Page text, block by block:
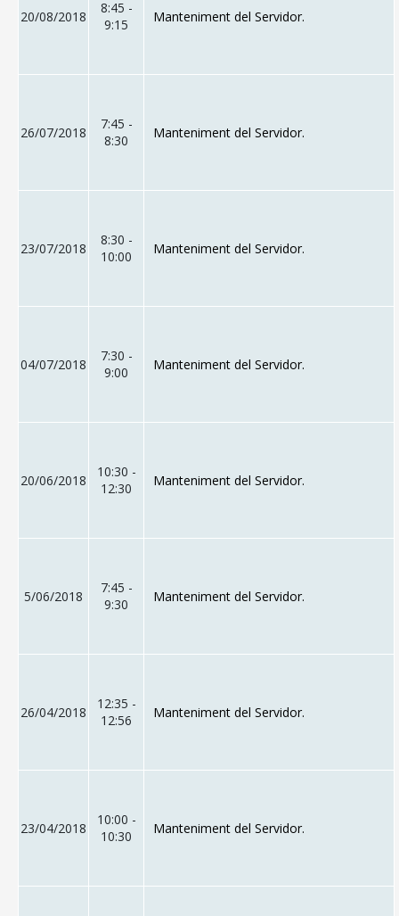
20/08/2018
8:45 -
9:15
Manteniment del Servidor.
26/07/2018
7:45 -
8:30
Manteniment del Servidor.
23/07/2018
8:30 -
10:00
Manteniment del Servidor.
04/07/2018
7:30 -
9:00
Manteniment del Servidor.
20/06/2018
10:30 -
12:30
Manteniment del Servidor.
5/06/2018
7:45 -
9:30
Manteniment del Servidor.
26/04/2018
12:35 -
12:56
Manteniment del Servidor.
23/04/2018
10:00 -
10:30
Manteniment del Servidor.